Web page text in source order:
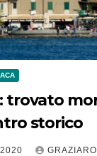
trovato
storico